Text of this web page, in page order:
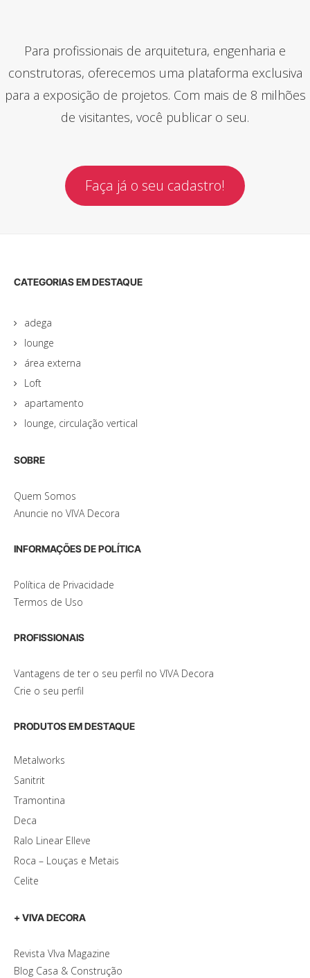
Para profissionais de arquitetura, engenharia e
construtoras, oferecemos uma plataforma exclusiva
para a exposição de projetos. Com mais de 8 milhões
de visitantes, você publicar o seu.
Faça já o seu cadastro!
CATEGORIAS EM DESTAQUE
adega
lounge
área externa
Loft
apartamento
lounge, circulação vertical
SOBRE
Quem Somos
Anuncie no VIVA Decora
INFORMAÇÕES DE POLÍTICA
Política de Privacidade
Termos de Uso
PROFISSIONAIS
Vantagens de ter o seu perfil no VIVA Decora
Crie o seu perfil
PRODUTOS EM DESTAQUE
Metalworks
Sanitrit
Tramontina
Deca
Ralo Linear Elleve
Roca – Louças e Metais
Celite
+ VIVA DECORA
Revista VIva Magazine
Blog Casa & Construção